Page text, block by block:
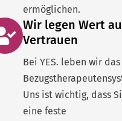
ermöglichen.
Wir legen Wert
Vertrauen
Bei YES. leben wir das
Uns ist wichtig, dass
eine feste